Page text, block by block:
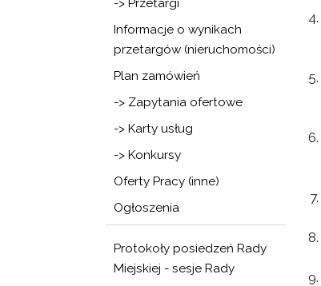
-> Przetargi
Informacje o wynikach
przetargów (nieruchomości)
Plan zamówień
-> Zapytania ofertowe
-> Karty usług
-> Konkursy
Oferty Pracy (inne)
Ogłoszenia
Protokoły posiedzeń Rady
Miejskiej - sesje Rady